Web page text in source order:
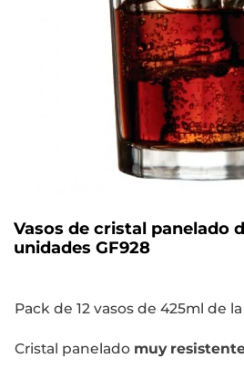
Vasos de cristal panelado
unidades GF928
Pack de 12 vasos de 425ml de
Cristal panelado muy